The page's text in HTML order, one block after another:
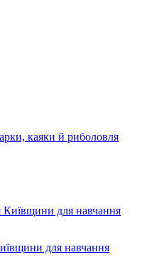
каяки й риболовля
для навчання